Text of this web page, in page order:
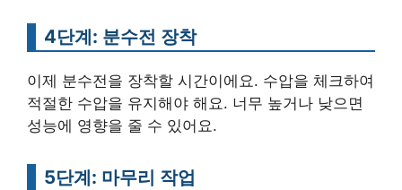
4단계: 분수전 장착
이제 분수전을 장착할 시간이에요. 수압을 체크하여
적절한 수압을 유지해야 해요. 너무 높거나 낮으면
성능에 영향을 줄 수 있어요.
5단계: 마무리 작업